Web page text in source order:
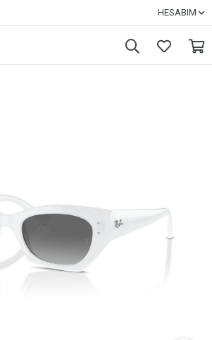
HESABIM